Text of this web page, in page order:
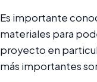
Es importante
materiales para
proyecto en
más importantes